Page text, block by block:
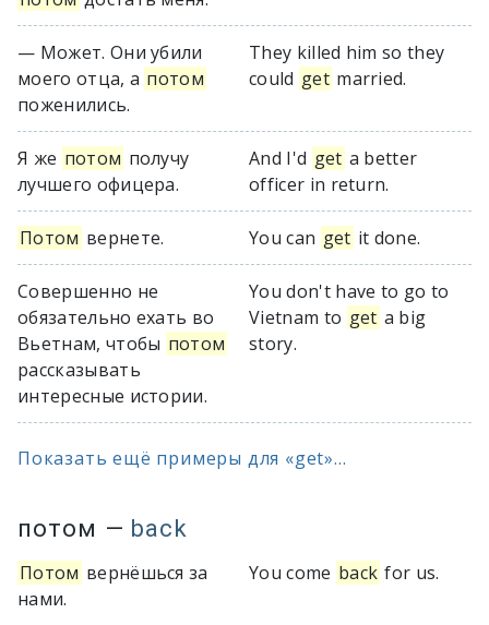
— Может. Они убили
моего отца, а потом
поженились.
They killed him so they
could get married.
Я же потом получу
лучшего офицера.
And I'd get a better
officer in return.
Потом вернете. You can get it done.
Совершенно не
обязательно ехать во
Вьетнам, чтобы потом
рассказывать
интересные истории.
You don't have to go to
Vietnam to get a big
story.
Показать ещё примеры для «get»...
потом — back
Потом вернёшься за
нами.
You come back for us.